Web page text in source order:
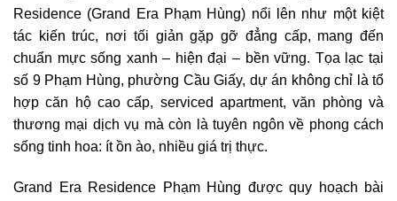
Residence (Grand Era Phạm Hùng) nổi lên như một kiệt
tác kiến trúc, nơi tối giản gặp gỡ đẳng cấp, mang đến
chuẩn mực sống xanh – hiện đại – bền vững. Tọa lạc tại
số 9 Phạm Hùng, phường Cầu Giấy, dự án không chỉ là tổ
hợp căn hộ cao cấp, serviced apartment, văn phòng và
thương mại dịch vụ mà còn là tuyên ngôn về phong cách
sống tinh hoa: ít ồn ào, nhiều giá trị thực.
Grand Era Residence Phạm Hùng được quy hoạch bài